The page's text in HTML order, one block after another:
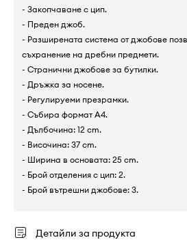
- Закопчаване с цип.
- Преден джоб.
- Разширената система от джобове
съхранение на дребни предмети.
- Странични джобове за бутилки.
- Дръжка за носене.
- Регулируеми презрамки.
- Събира формат А4.
- Дълбочина: 12 cm.
- Височина: 37 cm.
- Ширина в основата: 25 cm.
- Брой отделения с цип: 2.
- Брой вътрешни джобове: 3.
Детайли за продукта